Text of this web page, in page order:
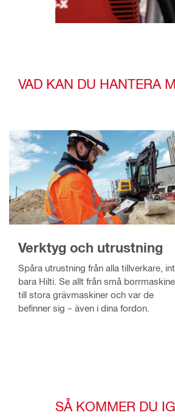
VAD KAN DU HANTERA
Verktyg och utrustning
Spåra utrustning från alla tillverkare,
bara Hilti. Se allt från små
till stora grävmaskiner och var de
befinner sig – även i dina fordon.
SÅ KOMMER DU